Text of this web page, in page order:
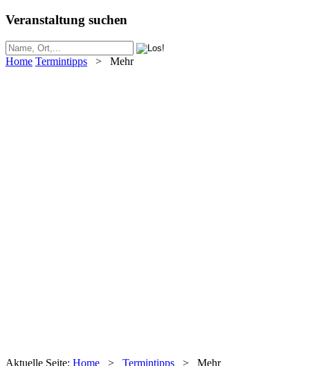
Veranstaltung suchen
Home Termintipps > Mehr
Aktuelle Seite: Home > Termintipps > Mehr